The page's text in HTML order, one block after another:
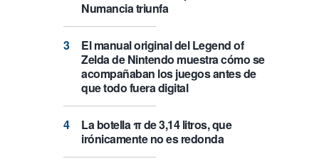
Numancia triunfa
El manual original del Legend of
Zelda de Nintendo muestra cómo se
acompañaban los juegos antes de
que todo fuera digital
La botella π de 3,14 litros, que
irónicamente no es redonda